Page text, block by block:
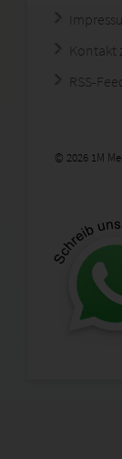
Kontakt
RSS-
© 2026 1M